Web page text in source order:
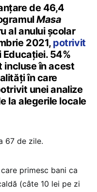
de 46,4
Masa
al anului școlar
2021, potrivit
54%
incluse în acest
în care
unei analize
la alegerile locale
67 de zile.
primesc bani ca
(câte 10 lei pe zi